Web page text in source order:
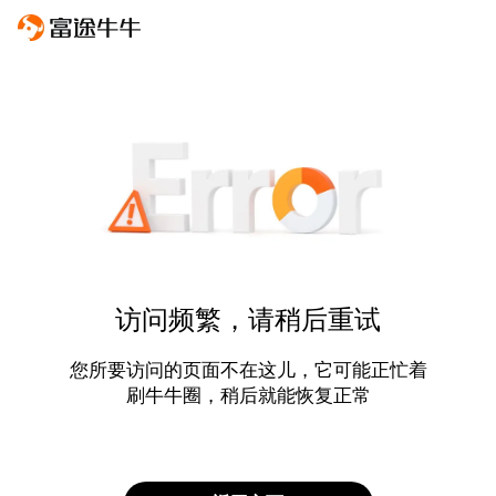
访问频繁，请稍后重试
您所要访问的页面不在这儿，它可能正忙着
刷牛牛圈，稍后就能恢复正常